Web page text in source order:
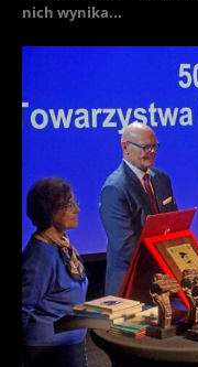
nich wynika...